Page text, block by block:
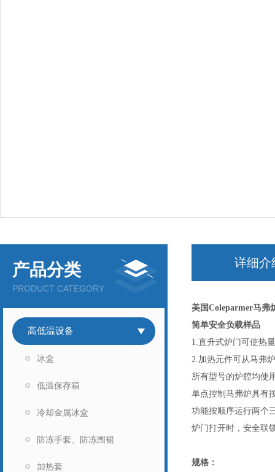
产品分类
PRODUCT CATEGORY
高低温设备
冰盒
低温保存箱
冷却金属冰盒
防冻手套、防冻围裙
加热套
详细介
美国Coleparmer马弗
简单安全负载样品
1.直升式炉门可使热
2.加热元件可从马弗
所有型号的炉腔均使
单点控制马弗炉具有
功能按顺序运行两个
炉门打开时，安全联
规格：